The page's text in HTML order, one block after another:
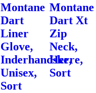
Montane
Dart
Liner
Glove,
Inderhandske,
Unisex,
Sort
Montane
Dart Xt
Zip
Neck,
Herre,
Sort